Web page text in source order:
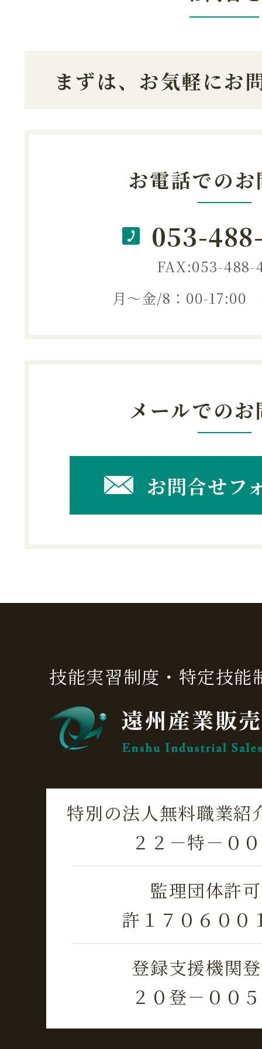
まずは、お気軽にお
お電話での
053-
FAX:053-488-
月～金/8：00-17:00
メールでの
お問合せフ
技能実習制度・特定技能
特別の法人無料職業紹
２２－特－０
監理団体許
許１７０６００
登録支援機関
２０登－００